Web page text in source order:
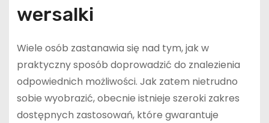
wersalki
Wiele osób zastanawia się nad tym, jak w
praktyczny sposób doprowadzić do znalezienia
odpowiednich możliwości. Jak zatem nietrudno
sobie wyobrazić, obecnie istnieje szeroki zakres
dostępnych zastosowań, które gwarantuje